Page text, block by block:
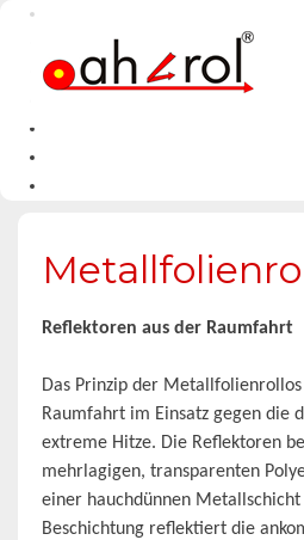
Reflektoren aus der Raumfahrt
Das Prinzip der
Raumfahrt im Einsatz gegen die
extreme Hitze. Die Reflektoren
mehrlagigen, transparenten
einer hauchdünnen Metallschicht
Beschichtung reflektiert die